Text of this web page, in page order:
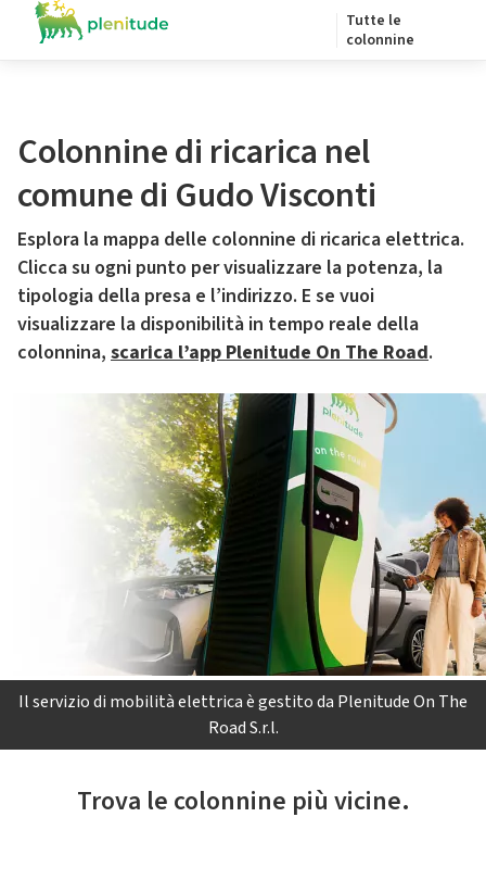
Tutte le
colonnine
Colonnine di ricarica nel
comune di Gudo Visconti
Esplora la mappa delle colonnine di ricarica elettrica.
Clicca su ogni punto per visualizzare la potenza, la
tipologia della presa e l’indirizzo. E se vuoi
visualizzare la disponibilità in tempo reale della
colonnina, scarica l’app Plenitude On The Road.
Il servizio di mobilità elettrica è gestito da Plenitude On The
Road S.r.l.
Trova le colonnine più vicine.